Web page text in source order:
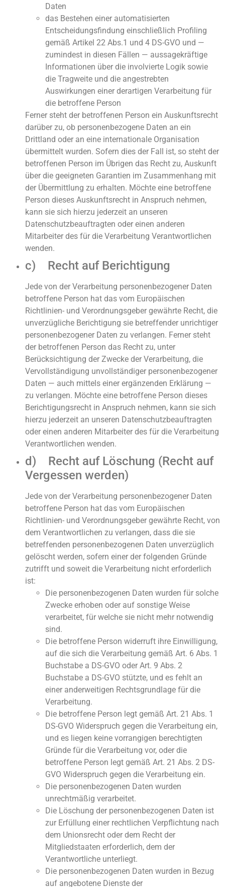
Daten
das Bestehen einer automatisierten
Entscheidungsfindung einschließlich Profiling
gemäß Artikel 22 Abs.1 und 4 DS-GVO und —
zumindest in diesen Fällen — aussagekräftige
Informationen über die involvierte Logik sowie
die Tragweite und die angestrebten
Auswirkungen einer derartigen Verarbeitung für
die betroffene Person
Ferner steht der betroffenen Person ein Auskunftsrecht
darüber zu, ob personenbezogene Daten an ein
Drittland oder an eine internationale Organisation
übermittelt wurden. Sofern dies der Fall ist, so steht der
betroffenen Person im Übrigen das Recht zu, Auskunft
über die geeigneten Garantien im Zusammenhang mit
der Übermittlung zu erhalten. Möchte eine betroffene
Person dieses Auskunftsrecht in Anspruch nehmen,
kann sie sich hierzu jederzeit an unseren
Datenschutzbeauftragten oder einen anderen
Mitarbeiter des für die Verarbeitung Verantwortlichen
wenden.
c) Recht auf Berichtigung
Jede von der Verarbeitung personenbezogener Daten
betroffene Person hat das vom Europäischen
Richtlinien- und Verordnungsgeber gewährte Recht, die
unverzügliche Berichtigung sie betreffender unrichtiger
personenbezogener Daten zu verlangen. Ferner steht
der betroffenen Person das Recht zu, unter
Berücksichtigung der Zwecke der Verarbeitung, die
Vervollständigung unvollständiger personenbezogener
Daten — auch mittels einer ergänzenden Erklärung —
zu verlangen. Möchte eine betroffene Person dieses
Berichtigungsrecht in Anspruch nehmen, kann sie sich
hierzu jederzeit an unseren Datenschutzbeauftragten
oder einen anderen Mitarbeiter des für die Verarbeitung
Verantwortlichen wenden.
d) Recht auf Löschung (Recht auf
Vergessen werden)
Jede von der Verarbeitung personenbezogener Daten
betroffene Person hat das vom Europäischen
Richtlinien- und Verordnungsgeber gewährte Recht, von
dem Verantwortlichen zu verlangen, dass die sie
betreffenden personenbezogenen Daten unverzüglich
gelöscht werden, sofern einer der folgenden Gründe
zutrifft und soweit die Verarbeitung nicht erforderlich
ist:
Die personenbezogenen Daten wurden für solche
Zwecke erhoben oder auf sonstige Weise
verarbeitet, für welche sie nicht mehr notwendig
sind.
Die betroffene Person widerruft ihre Einwilligung,
auf die sich die Verarbeitung gemäß Art. 6 Abs. 1
Buchstabe a DS-GVO oder Art. 9 Abs. 2
Buchstabe a DS-GVO stützte, und es fehlt an
einer anderweitigen Rechtsgrundlage für die
Verarbeitung.
Die betroffene Person legt gemäß Art. 21 Abs. 1
DS-GVO Widerspruch gegen die Verarbeitung ein,
und es liegen keine vorrangigen berechtigten
Gründe für die Verarbeitung vor, oder die
betroffene Person legt gemäß Art. 21 Abs. 2 DS-
GVO Widerspruch gegen die Verarbeitung ein.
Die personenbezogenen Daten wurden
unrechtmäßig verarbeitet.
Die Löschung der personenbezogenen Daten ist
zur Erfüllung einer rechtlichen Verpflichtung nach
dem Unionsrecht oder dem Recht der
Mitgliedstaaten erforderlich, dem der
Verantwortliche unterliegt.
Die personenbezogenen Daten wurden in Bezug
auf angebotene Dienste der